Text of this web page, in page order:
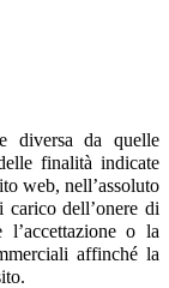
diversa da quelle
finalità indicate
web, nell’assoluto
carico dell’onere di
l’accettazione o la
affinché la